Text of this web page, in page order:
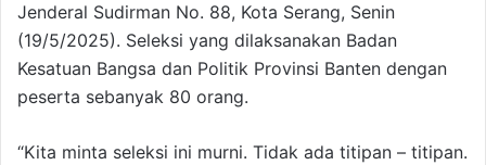
Jenderal Sudirman No. 88, Kota Serang, Senin
(19/5/2025). Seleksi yang dilaksanakan Badan
Kesatuan Bangsa dan Politik Provinsi Banten dengan
peserta sebanyak 80 orang.
“Kita minta seleksi ini murni. Tidak ada titipan – titipan.